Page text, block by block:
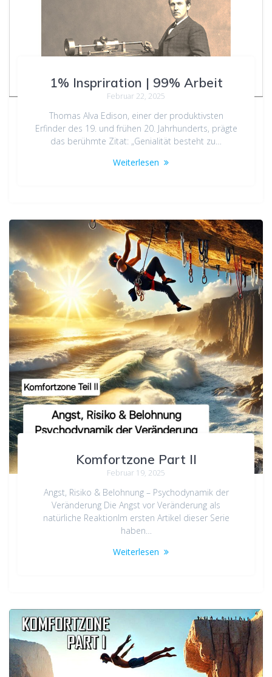
1% Inspriration | 99% Arbeit
Februar 22, 2025
Thomas Alva Edison, einer der produktivsten
Erfinder des 19. und frühen 20. Jahrhunderts, prägte
das berühmte Zitat: „Genialität besteht zu…
Weiterlesen
Komfortzone Part II
Februar 19, 2025
Angst, Risiko & Belohnung – Psychodynamik der
Veränderung Die Angst vor Veränderung als
natürliche ReaktionIm ersten Artikel dieser Serie
haben…
Weiterlesen